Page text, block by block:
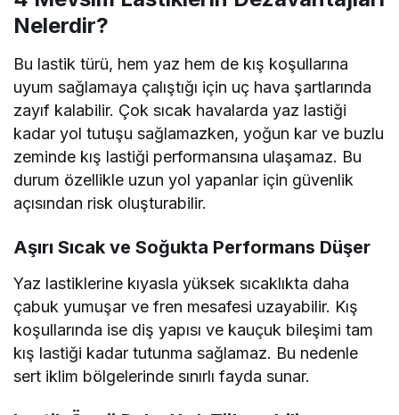
Nelerdir?
Bu lastik türü, hem yaz hem de kış koşullarına
uyum sağlamaya çalıştığı için uç hava şartlarında
zayıf kalabilir. Çok sıcak havalarda yaz lastiği
kadar yol tutuşu sağlamazken, yoğun kar ve buzlu
zeminde kış lastiği performansına ulaşamaz. Bu
durum özellikle uzun yol yapanlar için güvenlik
açısından risk oluşturabilir.
Aşırı Sıcak ve Soğukta Performans Düşer
Yaz lastiklerine kıyasla yüksek sıcaklıkta daha
çabuk yumuşar ve fren mesafesi uzayabilir. Kış
koşullarında ise diş yapısı ve kauçuk bileşimi tam
kış lastiği kadar tutunma sağlamaz. Bu nedenle
sert iklim bölgelerinde sınırlı fayda sunar.